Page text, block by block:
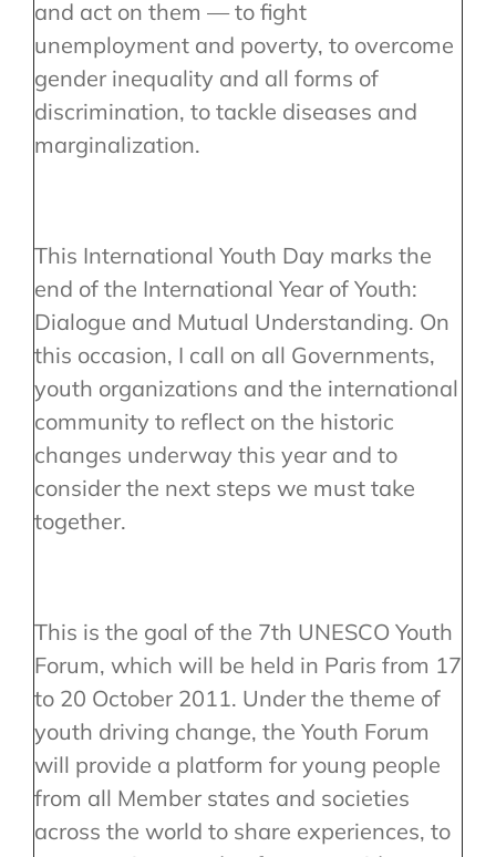
and act on them — to fight
unemployment and poverty, to overcome
gender inequality and all forms of
discrimination, to tackle diseases and
marginalization.
This International Youth Day marks the
end of the International Year of Youth:
Dialogue and Mutual Understanding. On
this occasion, I call on all Governments,
youth organizations and the international
community to reflect on the historic
changes underway this year and to
consider the next steps we must take
together.
This is the goal of the 7th UNESCO Youth
Forum, which will be held in Paris from 17
to 20 October 2011. Under the theme of
youth driving change, the Youth Forum
will provide a platform for young people
from all Member states and societies
across the world to share experiences, to